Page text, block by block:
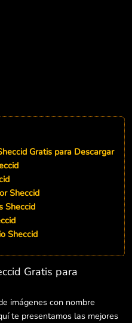
Gratis para Descargar
Sheccid
Sheccid
Sheccid
Gratis para
imágenes con nombre
te presentamos las mejores